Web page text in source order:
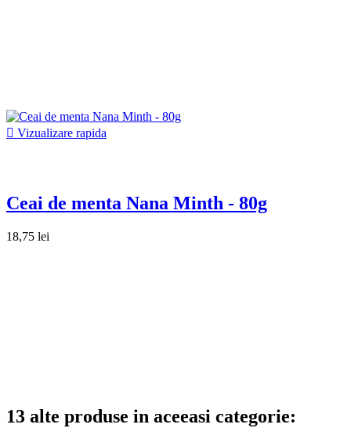
 Vizualizare rapida
Ceai de menta Nana Minth - 80g
18,75 lei
13 alte produse in aceeasi categorie: